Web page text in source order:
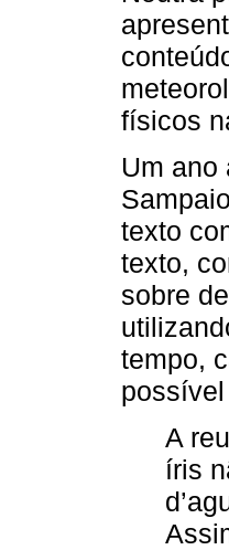
físicos
Um
texto
texto,
sobre
tempo,
A
íris